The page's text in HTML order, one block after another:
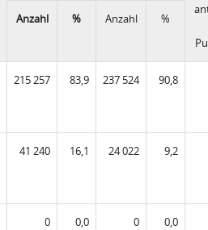
Anzahl % Anzahl %
215 257 83,9 237 524 90,8
41 240 16,1 24 022 9,2
0 0,0 0 0,0